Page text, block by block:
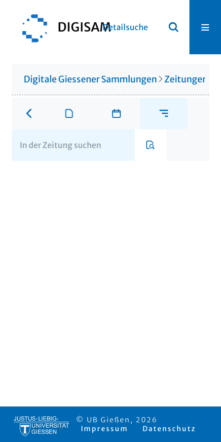
Detailsuche
Digitale Giessener Sammlungen Zeitungen
© UB Gießen, 2026
Impressum
Datenschutz